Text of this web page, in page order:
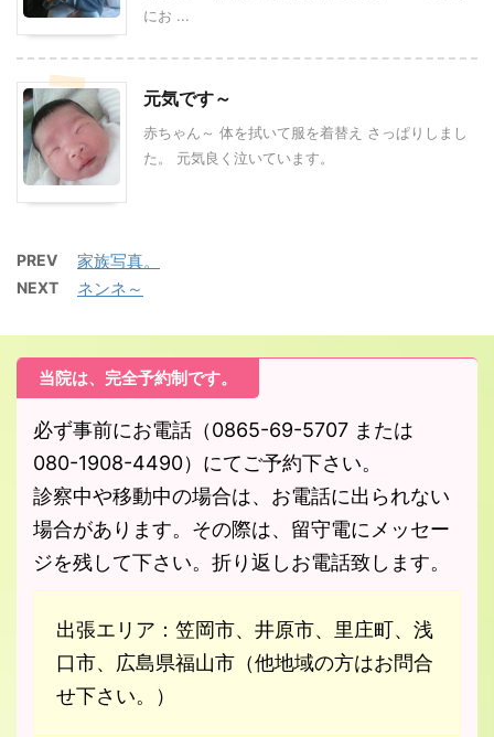
にお ...
元気です～
赤ちゃん～ 体を拭いて服を着替え さっぱりしまし
た。 元気良く泣いています。
PREV 家族写真。
NEXT ネンネ～
当院は、完全予約制です。
必ず事前にお電話（0865-69-5707 または
080-1908-4490）にてご予約下さい。
診察中や移動中の場合は、お電話に出られない
場合があります。その際は、留守電にメッセー
ジを残して下さい。折り返しお電話致します。
出張エリア：笠岡市、井原市、里庄町、浅
口市、広島県福山市（他地域の方はお問合
せ下さい。）